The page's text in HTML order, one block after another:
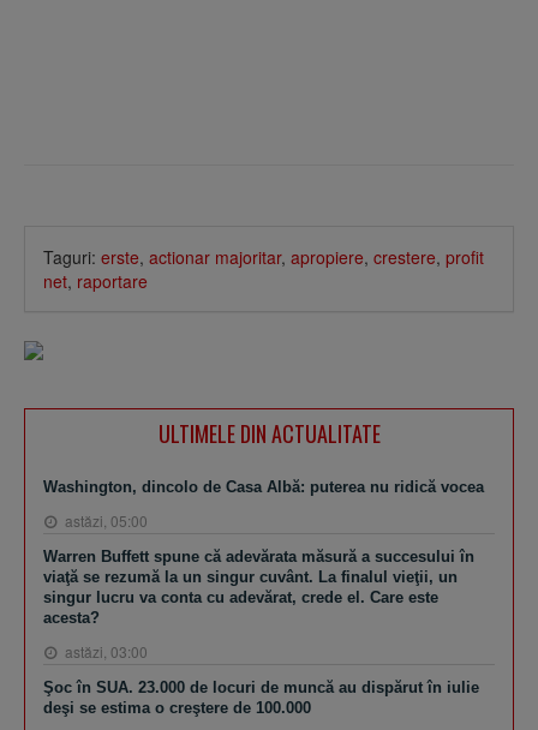
Taguri: erste, actionar majoritar, apropiere, crestere, profit
net, raportare
ULTIMELE DIN ACTUALITATE
Washington, dincolo de Casa Albă: puterea nu ridică vocea
astăzi, 05:00
Warren Buffett spune că adevărata măsură a succesului în
viaţă se rezumă la un singur cuvânt. La finalul vieţii, un
singur lucru va conta cu adevărat, crede el. Care este
acesta?
astăzi, 03:00
Şoc în SUA. 23.000 de locuri de muncă au dispărut în iulie
deşi se estima o creştere de 100.000